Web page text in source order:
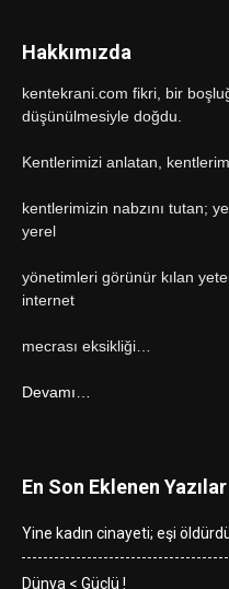
Hakkımızda
kentekrani.com fikri, bir
düşünülmesiyle doğdu.
Kentlerimizi anlatan,
kentlerimizin nabzını tutan;
yerel
yönetimleri görünür kılan
internet
mecrası eksikliği…
Devamı…
En Son Eklenen Yazılar
Yine kadın cinayeti; eşi
Dünya < Güçlü !